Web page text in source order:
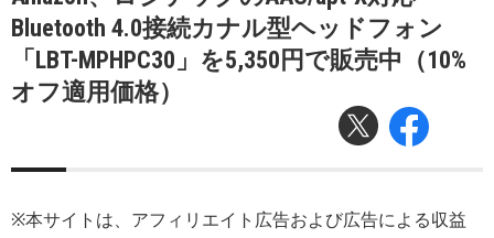
Bluetooth 4.0接続カナル型ヘッドフォン
「LBT-MPHPC30」を5,350円で販売中（10%
オフ適用価格）
※本サイトは、アフィリエイト広告および広告による収益